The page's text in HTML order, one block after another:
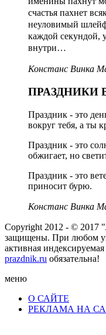
счастья пахнет
неуловимый шлейф
каждой секундой,
внутри…
Констанс Винка
ПРАЗДНИКИ
Праздник - это
вокруг тебя, а ты
Праздник - это
обжигает, но
Праздник - это
приносит бурю.
Констанс Винка
Copyright 2012 - © 2017
защищены. При любом
активная
prazdnik.ru обязательна!
меню
О САЙТЕ
РЕКЛАМА НА